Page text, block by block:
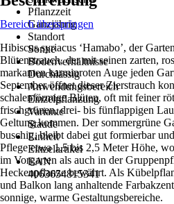
Pflanzzeit
Ganzjährig
Standort
Sonne
Bodenverhältnisse
Durchlässig
Anwendungsbereich
Einzelpflanzung
Variante
Staude
Einheit
Einzelartikel
EAN
4063654815341
Bereich überspringen
Hibiscus syriacus ‘Hamabo’, der
Blütenstrauch, der mit seinen zarten,
markanten karminroten Auge jeden
September öffnet dieser Zierstrauch
schalenförmige Blüten, oft mit feiner
frischgrünen, drei- bis fünflappigen
Geltung kommen. Der sommergrüne
buschig, bleibt dabei gut formierbar
Pflege etwa 1,5 bis 2,5 Meter Höhe,
im Vorgarten als auch in der
Heckenpflanze bewährt. Als
und Balkon lang anhaltende
sonnige, warme Gestaltungsbereiche.